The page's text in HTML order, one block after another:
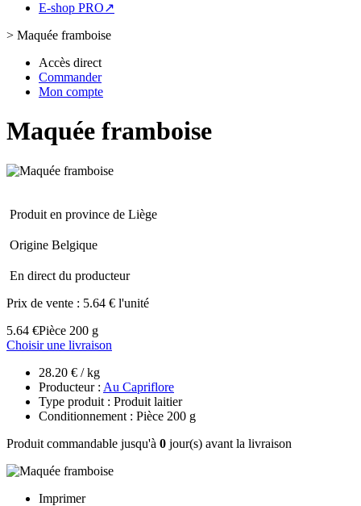
E-shop PRO↗
> Maquée framboise
Accès direct
Commander
Mon compte
Maquée framboise
Produit en province de Liège
Origine Belgique
En direct du producteur
Prix de vente : 5.64 € l'unité
5.64 €Pièce 200 g
Choisir une livraison
28.20 € / kg
Producteur : Au Capriflore
Type produit : Produit laitier
Conditionnement : Pièce 200 g
Produit commandable jusqu'à 0 jour(s) avant la livraison
Imprimer